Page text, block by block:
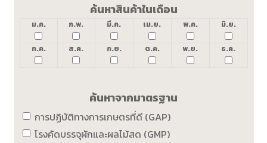
ค้นหาสินค้าในเดือน
ม.ค. ก.พ. มี.ค. เม.ย. พ.ค. มิ.ย.
ก.ค. ส.ค. ก.ย. ต.ค. พ.ย. ธ.ค.
ค้นหาจากมาตรฐาน
การปฏิบัติทางการเกษตรที่ดี (GAP)
โรงคัดบรรจุผักและผลไม้สด (GMP)